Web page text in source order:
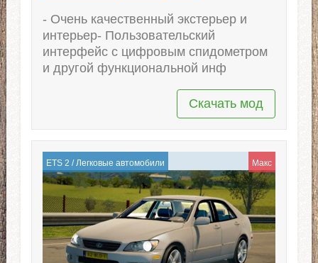
- Очень качественный экстерьер и
интерьер- Пользовательский
интерфейс с цифровым спидометром
и другой функциональной инф
Скачать мод
ETS 2 / Легковые автомобили Макс